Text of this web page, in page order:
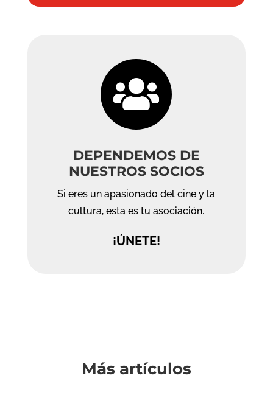

DEPENDEMOS DE
NUESTROS SOCIOS
Si eres un apasionado del cine y la
cultura, esta es tu asociación.
¡ÚNETE!
Más artículos